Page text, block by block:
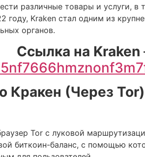
различные товары и услуги,
Kraken стал одним из
органов.
Cсылка на Kraken
Кракен (Через
Tor с луковой
биткоин-баланс, с помощью